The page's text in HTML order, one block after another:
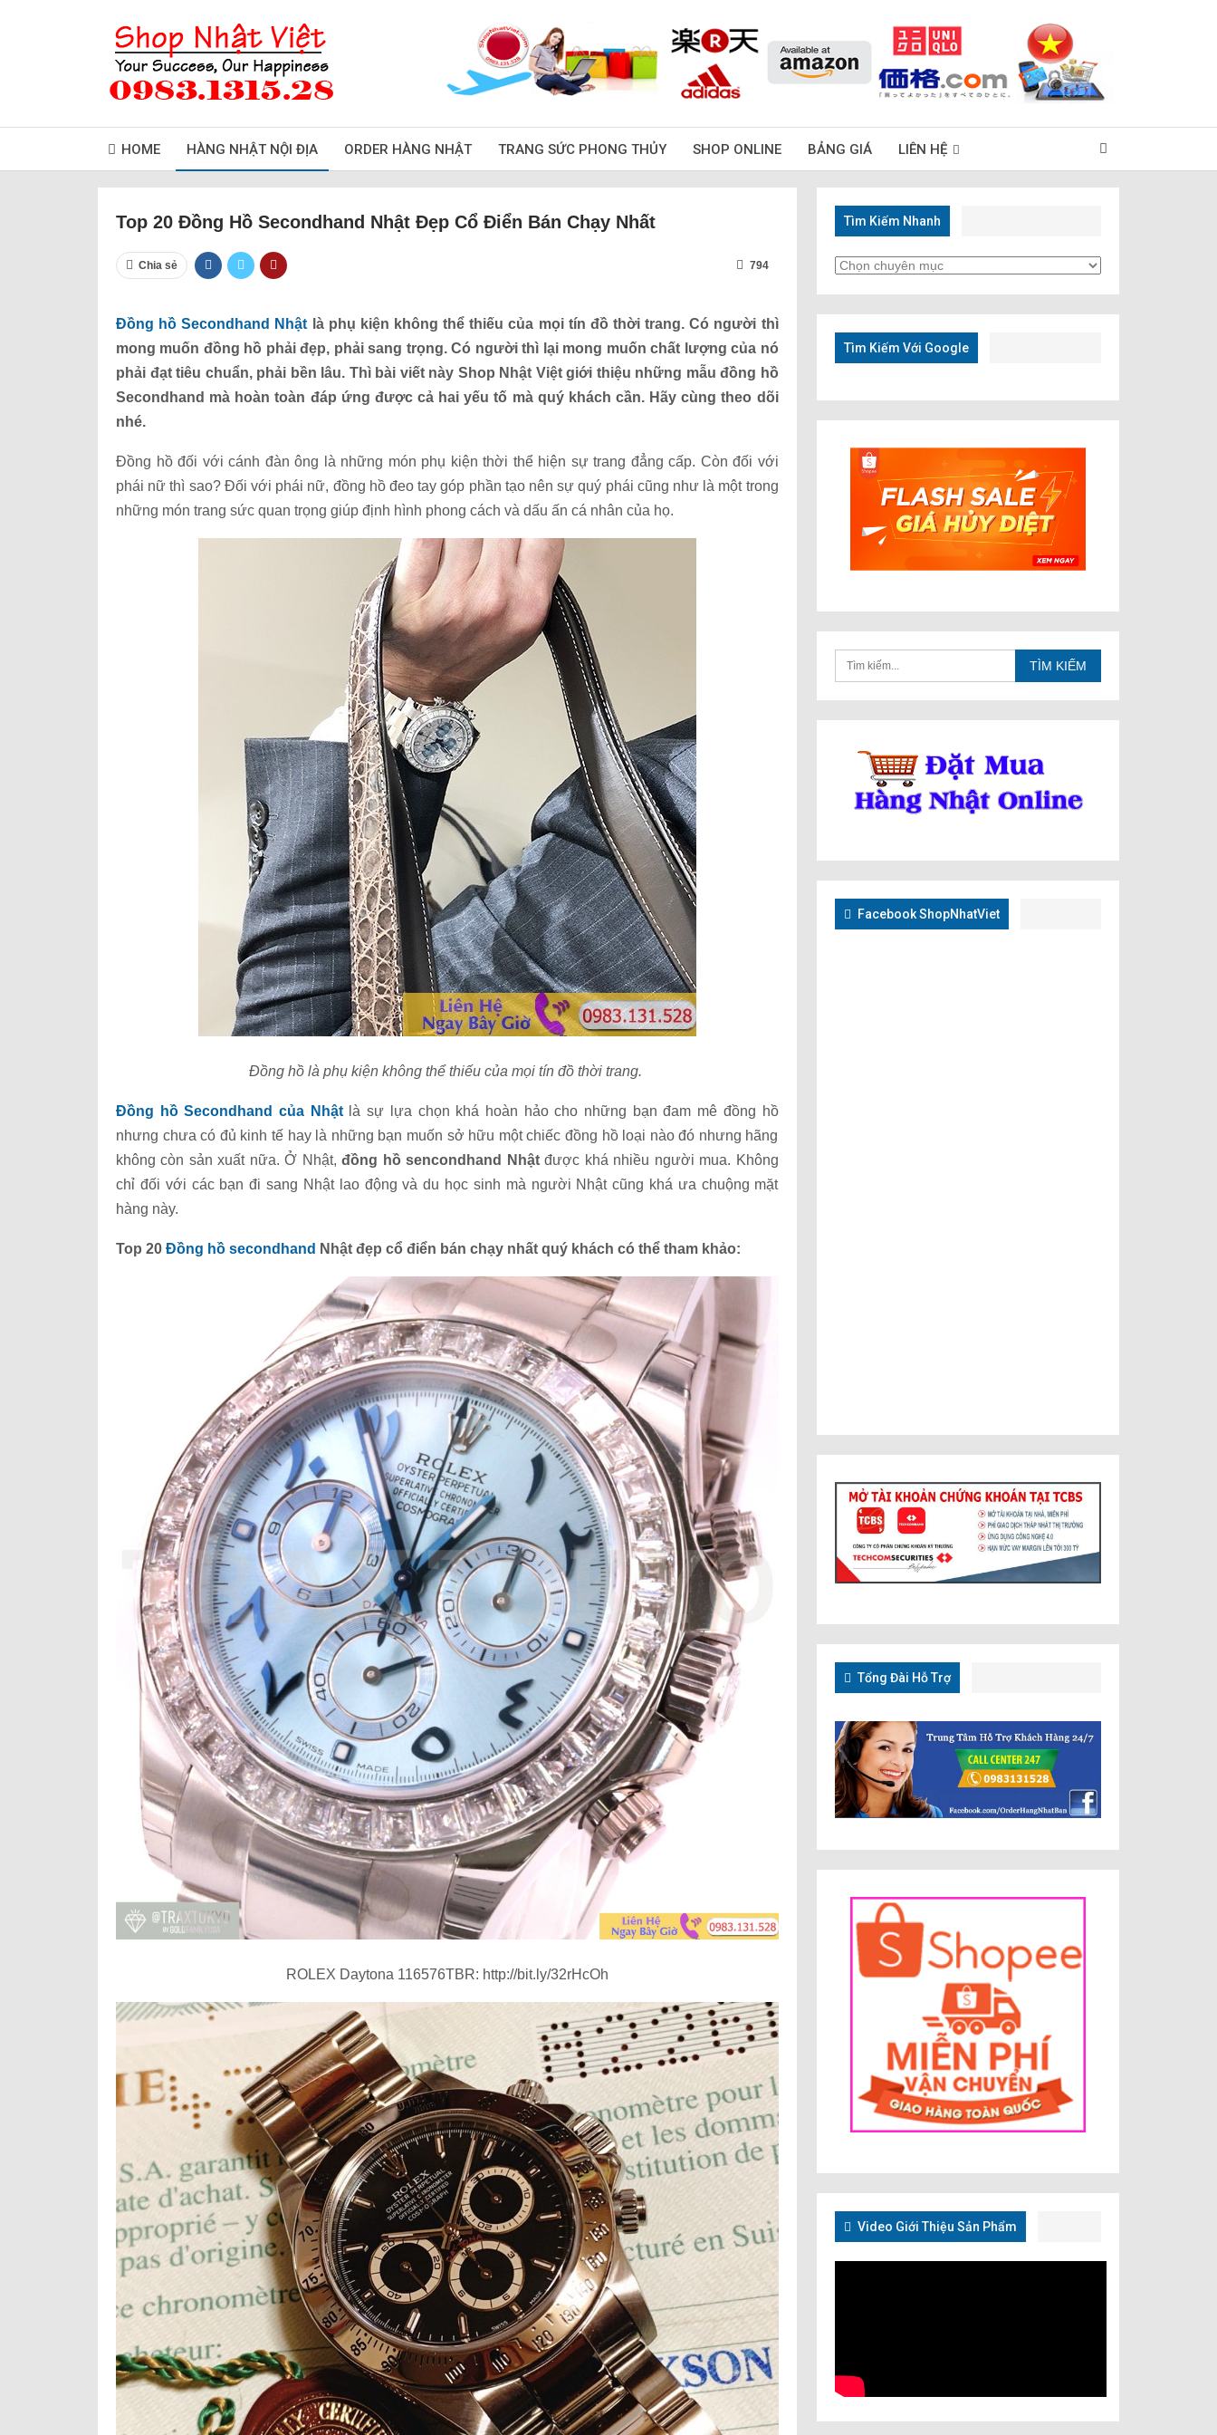
HOME HÀNG NHẬT NỘI ĐỊA ORDER HÀNG NHẬT TRANG SỨC PHONG THỦY SHOP ONLINE BẢNG GIÁ LIÊN HỆ
Top 20 Đồng Hồ Secondhand Nhật Đẹp Cổ Điển Bán Chạy Nhất
Chia sẻ 794
Đồng hồ Secondhand Nhật là phụ kiện không thể thiếu của mọi tín đồ thời trang. Có người thì
mong muốn đồng hồ phải đẹp, phải sang trọng. Có người thì lại mong muốn chất lượng của nó
phải đạt tiêu chuẩn, phải bền lâu. Thì bài viết này Shop Nhật Việt giới thiệu những mẫu đồng hồ
Secondhand mà hoàn toàn đáp ứng được cả hai yếu tố mà quý khách cần. Hãy cùng theo dõi
nhé.
Đồng hồ đối với cánh đàn ông là những món phụ kiện thời thể hiện sự trang đẳng cấp. Còn đối với
phái nữ thì sao? Đối với phái nữ, đồng hồ đeo tay góp phần tạo nên sự quý phái cũng như là một trong
những món trang sức quan trọng giúp định hình phong cách và dấu ấn cá nhân của họ.
Đồng hồ là phụ kiện không thể thiếu của mọi tín đồ thời trang.
Đồng hồ Secondhand của Nhậtlà sự lựa chọn khá hoàn hảo cho những bạn đam mê đồng hồ
nhưng chưa có đủ kinh tế hay là những bạn muốn sở hữu một chiếc đồng hồ loại nào đó nhưng hãng
không còn sản xuất nữa. Ở Nhật,đồng hồ sencondhand Nhậtđược khá nhiều người mua. Không
chỉ đối với các bạn đi sang Nhật lao động và du học sinh mà người Nhật cũng khá ưa chuộng mặt
hàng này.
Top 20 Đồng hồ secondhand Nhật đẹp cổ điển bán chạy nhất quý khách có thể tham khảo:
ROLEX Daytona 116576TBR: http://bit.ly/32rHcOh
Tìm Kiếm Nhanh
Tìm
Tìm Kiếm Với Google
Facebook ShopNhatViet
Tổng Đài Hỗ Trợ
Video Giới Thiệu Sản Phẩm